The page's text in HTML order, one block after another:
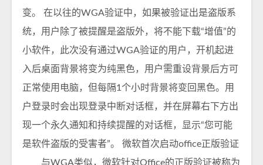
变。 在以往的WGA验证中，如果被验证出是盗版系
统，用户除了被提醒是盗版外，将不能下载“增值”的
小软件，此次没有通过WGA验证的用户，开机起进
入后桌面背景将变为纯黑色，用户需重设背景后方可
正常使用电脑，但每隔1个小时背景将变回黑色。用
户登录时会出现登录中断对话框，并在屏幕右下方出
现一个永久通知和持续提醒的对话框，显示“您可能
是软件盗版的受害者”。 微软首次启动office正版验证
与WGA类似，微软针对Office的正版验证被称为